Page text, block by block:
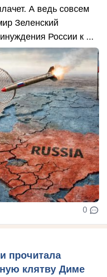
А ведь совсем
Зеленский
России к ...
0
прочитала
клятву Диме